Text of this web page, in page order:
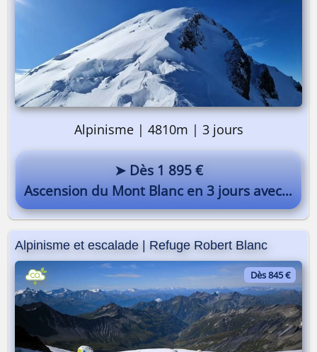
Alpinisme | 4810m | 3 jours
➤ Dès 1 895 €
Ascension du Mont Blanc en 3 jours avec un guide
Alpinisme et escalade | Refuge Robert Blanc
Dès 845 €